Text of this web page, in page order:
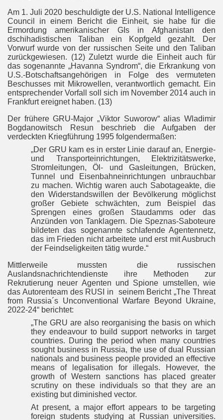
Am 1. Juli 2020 beschuldigte der U.S. National Intelligence
Council in einem Bericht die Einheit, sie habe für die
Ermordung amerikanischer GIs in Afghanistan den
dschihadistischen Taliban ein Kopfgeld gezahlt. Der
Vorwurf wurde von der russischen Seite und den Taliban
zurückgewiesen. (12) Zuletzt wurde die Einheit auch für
das sogenannte „Havanna Syndrom“, die Erkrankung von
U.S.-Botschaftsangehörigen in Folge des vermuteten
Beschusses mit Mikrowellen, verantwortlich gemacht. Ein
entsprechender Vorfall soll sich im November 2014 auch in
Frankfurt ereignet haben. (13)
Der frühere GRU-Major „Viktor Suworow“ alias Wladimir
Bogdanowitsch Resun beschrieb die Aufgaben der
verdeckten Kriegführung 1995 folgendermaßen:
„Der GRU kam es in erster Linie darauf an, Energie-
und Transporteinrichtungen, Elektrizitätswerke,
Stromleitungen, Öl- und Gasleitungen, Brücken,
Tunnel und Eisenbahneinrichtungen unbrauchbar
zu machen. Wichtig waren auch Sabotageakte, die
den Widerstandswillen der Bevölkerung möglichst
großer Gebiete schwächten, zum Beispiel das
Sprengen eines großen Staudamms oder das
Anzünden von Tanklagern. Die Speznas-Saboteure
bildeten das sogenannte schlafende Agentennetz,
das im Frieden nicht arbeitete und erst mit Ausbruch
der Feindseligkeiten tätig wurde.“
Mittlerweile mussten die russischen
Auslandsnachrichtendienste ihre Methoden zur
Rekrutierung neuer Agenten und Spione umstellen, wie
das Autorenteam des RUSI in seinem Bericht „The Threat
from Russia´s Unconventional Warfare Beyond Ukraine,
2022-24“ berichtet:
„The GRU are also reorganising the basis on which
they endeavour to build support networks in target
countries. During the period when many countries
sought business in Russia, the use of dual Russian
nationals and business people provided an effective
means of legalisation for illegals. However, the
growth of Western sanctions has placed greater
scrutiny on these individuals so that they are an
existing but diminished vector.
At present, a major effort appears to be targeting
foreign students studying at Russian universities.